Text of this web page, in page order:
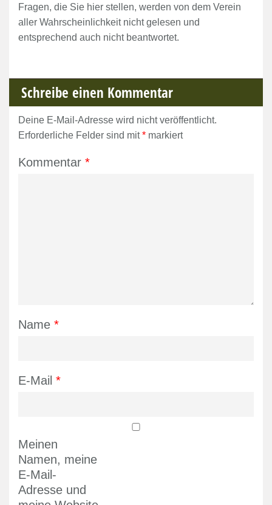
Fragen, die Sie hier stellen, werden von dem Verein
aller Wahrscheinlichkeit nicht gelesen und
entsprechend auch nicht beantwortet.
Schreibe einen Kommentar
Deine E-Mail-Adresse wird nicht veröffentlicht.
Erforderliche Felder sind mit* markiert
Kommentar *
Name *
E-Mail *
Meinen
Namen, meine
E-Mail-
Adresse und